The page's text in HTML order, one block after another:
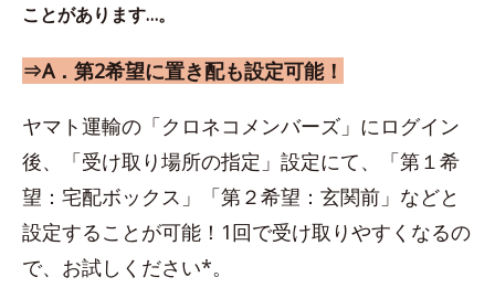
ことがあります…。
⇒A．第2希望に置き配も設定可能！
ヤマト運輸の「クロネコメンバーズ」にログイン
後、「受け取り場所の指定」設定にて、「第１希
望：宅配ボックス」「第２希望：玄関前」などと
設定することが可能！1回で受け取りやすくなるの
で、お試しください*。